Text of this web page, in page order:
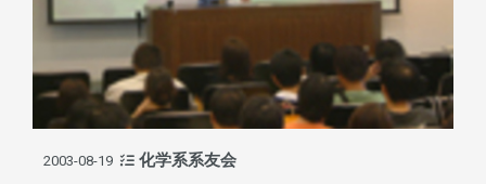
2003-08-19 化学系系友会